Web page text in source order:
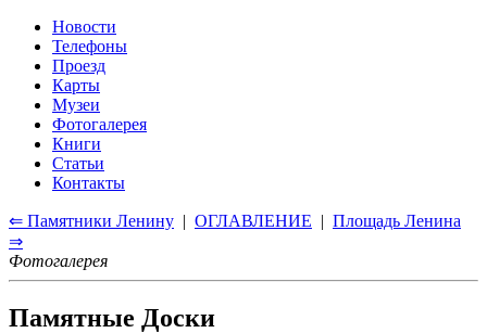
Новости
Телефоны
Проезд
Карты
Музеи
Фотогалерея
Книги
Статьи
Контакты
⇐ Памятники Ленину | ОГЛАВЛЕНИЕ | Площадь Ленина
⇒
Фотогалерея
Памятные Доски